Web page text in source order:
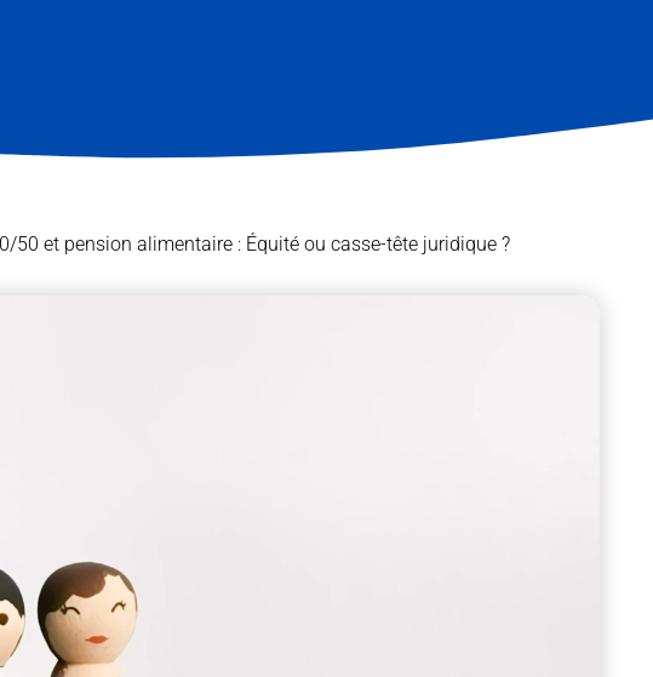
50 et pension alimentaire : Équité ou casse-tête juridique ?